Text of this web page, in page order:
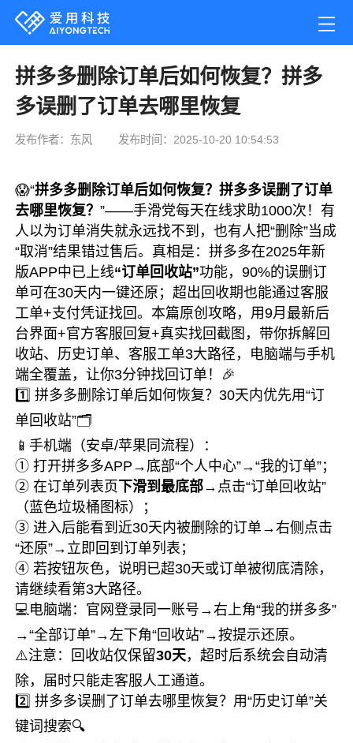
拼多多删除订单后如何恢复？拼多
多误删了订单去哪里恢复
发布作者：东风 发布时间：2025-10-20 10:54:53
😱“拼多多删除订单后如何恢复？拼多多误删了订单
去哪里恢复？”——手滑党每天在线求助1000次！有
人以为订单消失就永远找不到，也有人把“删除”当成
“取消”结果错过售后。真相是：拼多多在2025年新
版APP中已上线“订单回收站”功能，90%的误删订
单可在30天内一键还原；超出回收期也能通过客服
工单+支付凭证找回。本篇原创攻略，用9月最新后
台界面+官方客服回复+真实找回截图，带你拆解回
收站、历史订单、客服工单3大路径，电脑端与手机
端全覆盖，让你3分钟找回订单！🎉
1️⃣ 拼多多删除订单后如何恢复？30天内优先用“订
单回收站”🗂️
📱手机端（安卓/苹果同流程）：
① 打开拼多多APP→底部“个人中心”→“我的订单”；
② 在订单列表页 下滑到最底部→点击“订单回收站”
（蓝色垃圾桶图标）；
③ 进入后能看到近30天内被删除的订单→右侧点击
“还原”→立即回到订单列表；
④ 若按钮灰色，说明已超30天或订单被彻底清除，
请继续看第3大路径。
💻电脑端：官网登录同一账号→右上角“我的拼多多”
→“全部订单”→左下角“回收站”→按提示还原。
⚠️注意：回收站仅保留30天，超时后系统会自动清
除，届时只能走客服人工通道。
2️⃣ 拼多多误删了订单去哪里恢复？用“历史订单”关
键词搜索🔍